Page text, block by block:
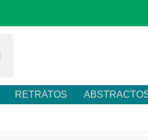
RETRATOS